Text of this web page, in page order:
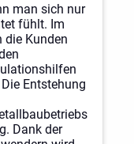
man sich nur
fühlt. Im
die Kunden
Entstehung
Dank der